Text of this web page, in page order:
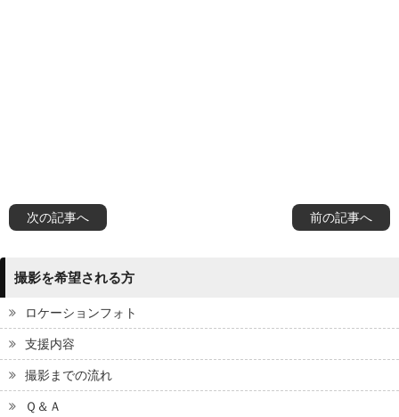
前の記事へ
次の記事へ
撮影を希望される方
ロケーションフォト
支援内容
撮影までの流れ
Ｑ＆Ａ